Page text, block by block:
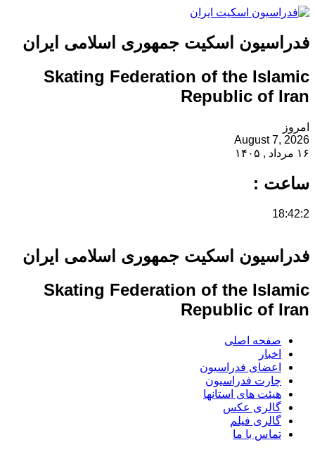
فدراسیون اسکیت جمهوری اسلامی ایران
Skating Federation of the Islamic
Republic of Iran
امروز
August 7, 2026
۱۶ مرداد , ۱۴۰۵
ساعت :
18:42:2
فدراسیون اسکیت جمهوری اسلامی ایران
Skating Federation of the Islamic
Republic of Iran
صفحه اصلی
اخبار
اعضای فدراسیون
چارت فدراسیون
هیئت های استانها
گالری عکس
گالری فیلم
تماس با ما